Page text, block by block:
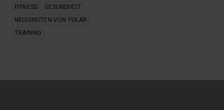
FITNESS
GESUNDHEIT
NEUIGKEITEN VON POLAR
TRAINING